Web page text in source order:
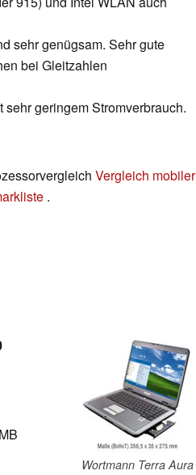
sehr genügsam. Sehr gute
bei Gleitzahlen
geringem Stromverbrauch.
Vergleich mobiler
.
Wortmann Terra Aura